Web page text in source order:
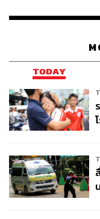
TODAY